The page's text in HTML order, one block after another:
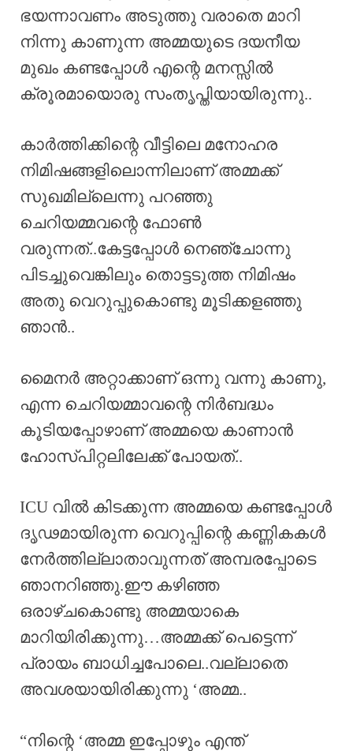
ഭയന്നാവണം അടുത്തു വരാതെ മാറി
നിന്നു കാണുന്ന അമ്മയുടെ ദയനീയ
മുഖം കണ്ടപ്പോൾ എന്റെ മനസ്സിൽ
ക്രൂരമായൊരു സംതൃപ്തിയായിരുന്നു..
കാർത്തിക്കിന്റെ വീട്ടിലെ മനോഹര
നിമിഷങ്ങളിലൊന്നിലാണ് അമ്മക്ക്
സുഖമില്ലെന്നു പറഞ്ഞു
ചെറിയമ്മവന്റെ ഫോൺ
വരുന്നത്..കേട്ടപ്പോൾ നെഞ്ചോന്നു
പിടച്ചുവെങ്കിലും തൊട്ടടുത്ത നിമിഷം
അതു വെറുപ്പുകൊണ്ടു മൂടിക്കളഞ്ഞു
ഞാൻ..
മൈനർ അറ്റാക്കാണ് ഒന്നു വന്നു കാണു,
എന്ന ചെറിയമ്മാവന്റെ നിർബദ്ധം
കൂടിയപ്പോഴാണ് അമ്മയെ കാണാൻ
ഹോസ്പിറ്റലിലേക്ക് പോയത്..
ICU വിൽ കിടക്കുന്ന അമ്മയെ കണ്ടപ്പോൾ
ദൃഢമായിരുന്ന വെറുപ്പിന്റെ കണ്ണികകൾ
നേർത്തില്ലാതാവുന്നത് അമ്പരപ്പോടെ
ഞാനറിഞ്ഞു.ഈ കഴിഞ്ഞ
ഒരാഴ്ചകൊണ്ടു അമ്മയാകെ
മാറിയിരിക്കുന്നു…അമ്മക്ക് പെട്ടെന്ന്
പ്രായം ബാധിച്ചപോലെ..വല്ലാതെ
അവശയായിരിക്കുന്നു ‘അമ്മ..
“നിന്റെ ‘അമ്മ ഇപ്പോഴും എന്ത്